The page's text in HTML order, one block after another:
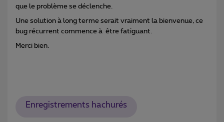
que le problème se déclenche.
Une solution à long terme serait vraiment la bienvenue, ce
bug récurrent commence à être fatiguant.
Merci bien.
Enregistrements hachurés